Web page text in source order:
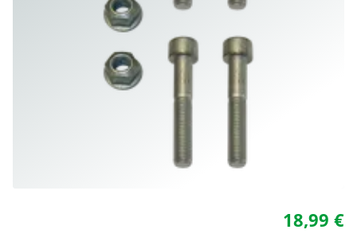
18,99 €